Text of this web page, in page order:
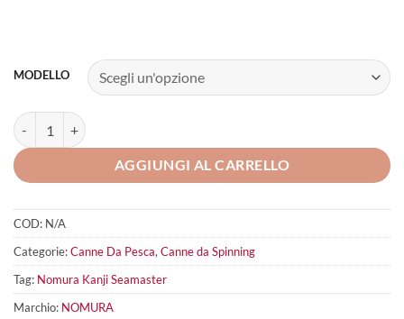
MODELLO
NOMURA KANJI Seamaster quantità
AGGIUNGI AL CARRELLO
COD: N/A
Categorie:Canne Da Pesca, Canne da Spinning
Tag: Nomura Kanji Seamaster
Marchio: NOMURA